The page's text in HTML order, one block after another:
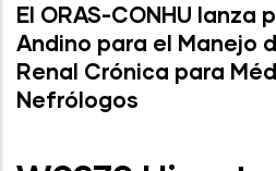
El ORAS-CONHU lanza
Andino para el Manejo
Renal Crónica para
Nefrólogos